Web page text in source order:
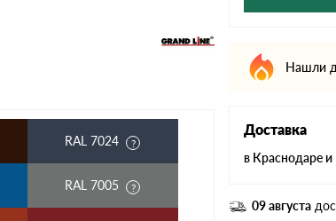
RAL 7024
RAL 7005
Нашли
Доставка
в Краснодаре
09 августа